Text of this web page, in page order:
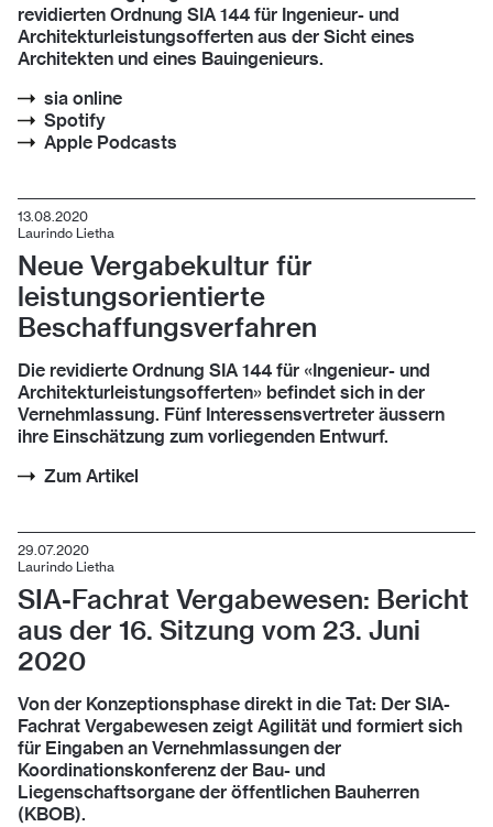
revidierten Ordnung SIA 144 für Ingenieur- und
Architekturleistungsofferten aus der Sicht eines
Architekten und eines Bauingenieurs.
sia online
Spotify
Apple Podcasts
13.08.2020
Laurindo Lietha
Neue Vergabekultur für
leistungsorientierte
Beschaffungsverfahren
Die revidierte Ordnung SIA 144 für «Ingenieur- und
Architekturleistungsofferten» befindet sich in der
Vernehmlassung. Fünf Interessensvertreter äussern
ihre Einschätzung zum vorliegenden Entwurf.
Zum Artikel
29.07.2020
Laurindo Lietha
SIA-Fachrat Vergabewesen: Bericht
aus der 16. Sitzung vom 23. Juni
2020
Von der Konzeptionsphase direkt in die Tat: Der SIA-
Fachrat Vergabewesen zeigt Agilität und formiert sich
für Eingaben an Vernehmlassungen der
Koordinationskonferenz der Bau- und
Liegenschaftsorgane der öffentlichen Bauherren
(KBOB).